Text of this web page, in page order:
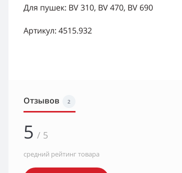
Для пушек: BV 310, BV 470, BV 690
Артикул: 4515.932
Отзывов 2
5 / 5
средний рейтинг товара